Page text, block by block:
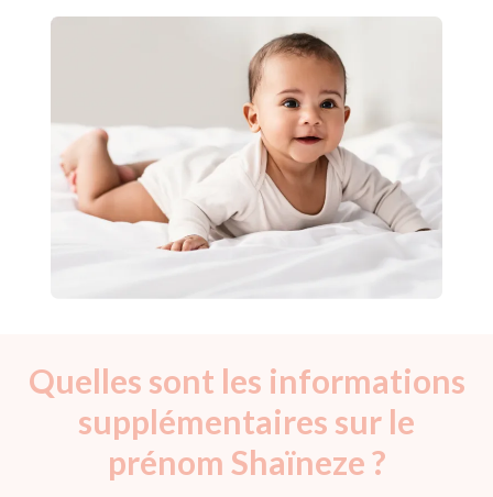
Quelles sont les informations
supplémentaires sur le
prénom Shaïneze ?